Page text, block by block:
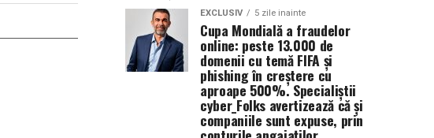
EXCLUSIV 5 zile inainte
Cupa Mondială a fraudelor
online: peste 13.000 de
domenii cu temă FIFA și
phishing în creștere cu
aproape 500%. Specialiștii
cyber_Folks avertizează că și
companiile sunt expuse, prin